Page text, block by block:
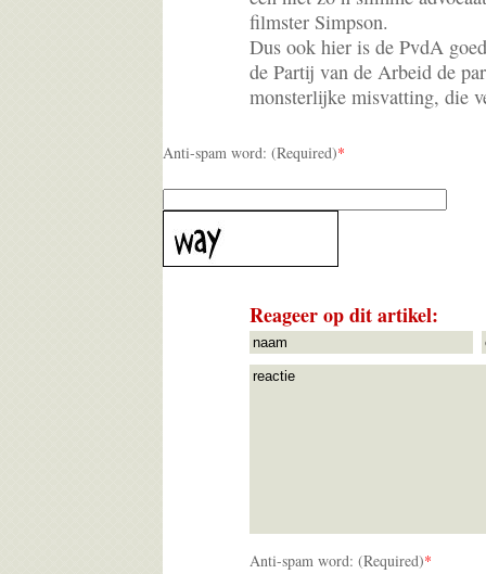
filmster Simpson.
Dus ook hier is de PvdA
de Partij van de Arbeid de
monsterlijke misvatting, die
Anti-spam word: (Required)*
Reageer op dit artikel:
Anti-spam word: (Required)*